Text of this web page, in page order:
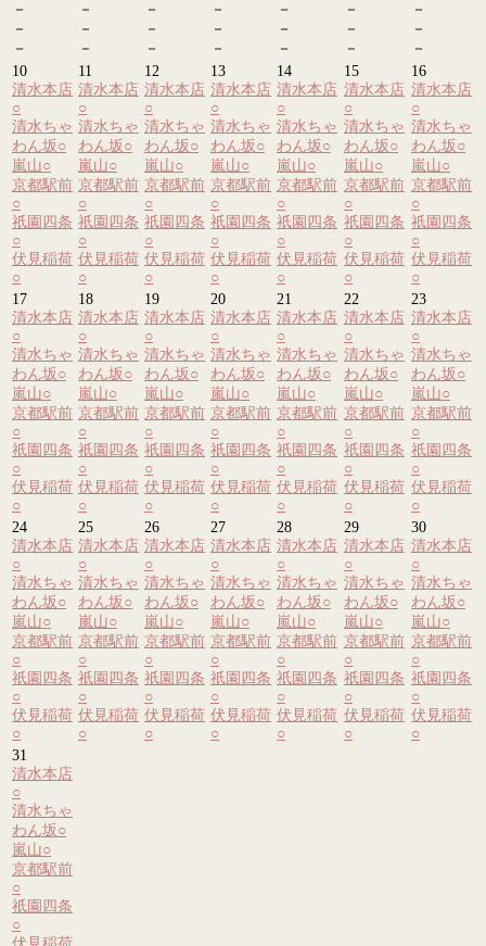
－
－
－
－
－
－
－
－
－
－
－
－
－
－
－
－
－
－
－
－
－
10
清水本店
○
清水ちゃ
わん坂○
嵐山○
京都駅前
○
祇園四条
○
伏見稲荷
○
11
清水本店
○
清水ちゃ
わん坂○
嵐山○
京都駅前
○
祇園四条
○
伏見稲荷
○
12
清水本店
○
清水ちゃ
わん坂○
嵐山○
京都駅前
○
祇園四条
○
伏見稲荷
○
13
清水本店
○
清水ちゃ
わん坂○
嵐山○
京都駅前
○
祇園四条
○
伏見稲荷
○
14
清水本店
○
清水ちゃ
わん坂○
嵐山○
京都駅前
○
祇園四条
○
伏見稲荷
○
15
清水本店
○
清水ちゃ
わん坂○
嵐山○
京都駅前
○
祇園四条
○
伏見稲荷
○
16
清水本店
○
清水ちゃ
わん坂○
嵐山○
京都駅前
○
祇園四条
○
伏見稲荷
○
17
清水本店
○
清水ちゃ
わん坂○
嵐山○
京都駅前
○
祇園四条
○
伏見稲荷
○
18
清水本店
○
清水ちゃ
わん坂○
嵐山○
京都駅前
○
祇園四条
○
伏見稲荷
○
19
清水本店
○
清水ちゃ
わん坂○
嵐山○
京都駅前
○
祇園四条
○
伏見稲荷
○
20
清水本店
○
清水ちゃ
わん坂○
嵐山○
京都駅前
○
祇園四条
○
伏見稲荷
○
21
清水本店
○
清水ちゃ
わん坂○
嵐山○
京都駅前
○
祇園四条
○
伏見稲荷
○
22
清水本店
○
清水ちゃ
わん坂○
嵐山○
京都駅前
○
祇園四条
○
伏見稲荷
○
23
清水本店
○
清水ちゃ
わん坂○
嵐山○
京都駅前
○
祇園四条
○
伏見稲荷
○
24
清水本店
○
清水ちゃ
わん坂○
嵐山○
京都駅前
○
祇園四条
○
伏見稲荷
○
25
清水本店
○
清水ちゃ
わん坂○
嵐山○
京都駅前
○
祇園四条
○
伏見稲荷
○
26
清水本店
○
清水ちゃ
わん坂○
嵐山○
京都駅前
○
祇園四条
○
伏見稲荷
○
27
清水本店
○
清水ちゃ
わん坂○
嵐山○
京都駅前
○
祇園四条
○
伏見稲荷
○
28
清水本店
○
清水ちゃ
わん坂○
嵐山○
京都駅前
○
祇園四条
○
伏見稲荷
○
29
清水本店
○
清水ちゃ
わん坂○
嵐山○
京都駅前
○
祇園四条
○
伏見稲荷
○
30
清水本店
○
清水ちゃ
わん坂○
嵐山○
京都駅前
○
祇園四条
○
伏見稲荷
○
31
清水本店
○
清水ちゃ
わん坂○
嵐山○
京都駅前
○
祇園四条
○